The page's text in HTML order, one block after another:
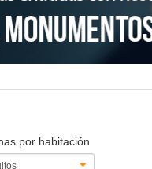
por habitación